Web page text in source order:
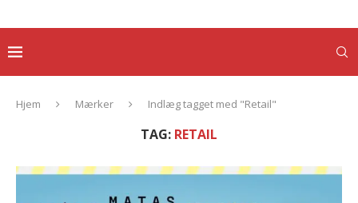
Hjem Mærker Indlæg tagget med "Retail"
TAG: RETAIL